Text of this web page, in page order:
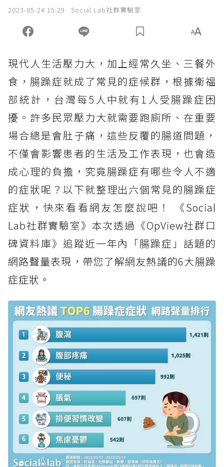
2023-05-24 15:29 Social Lab社群實驗室
現代人生活壓力大，加上經常久坐、三餐外
食，腸躁症就成了常見的症候群，根據衛福
部統計，台灣每5人中就有1人受腸躁症困
擾。許多民眾壓力大就需要跑廁所、在重要
場合總是會肚子痛，這些反覆的腸道問題，
不僅會影響患者的生活及工作表現，也會造
成心理的負擔，究竟腸躁症有哪些令人不適
的症狀呢？以下就整理出六個常見的腸躁症
症狀，快來看看網友怎麼說吧！ 《Social
Lab社群實驗室》本次透過《OpView社群口
碑資料庫》追蹤近一年內「腸躁症」話題的
網路聲量表現，帶您了解網友熱議的6大腸躁
症症狀。